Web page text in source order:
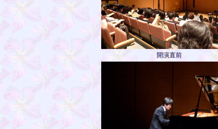
開演直前